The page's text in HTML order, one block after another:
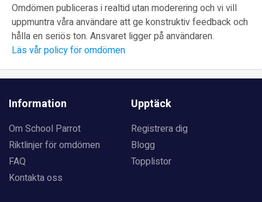
Omdömen publiceras i realtid utan moderering och vi vill
uppmuntra våra användare att ge konstruktiv feedback och
hålla en seriös ton. Ansvaret ligger på användaren.
Läs vår policy för omdömen
Information
Om School Parrot
Riktlinjer för omdömen
FAQ
Kontakta oss
Upptäck
Registrera dig
Blogg
Topplistor